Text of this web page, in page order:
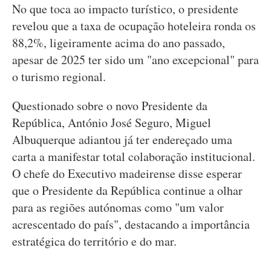
No que toca ao impacto turístico, o presidente
revelou que a taxa de ocupação hoteleira ronda os
88,2%, ligeiramente acima do ano passado,
apesar de 2025 ter sido um "ano excepcional" para
o turismo regional.
Questionado sobre o novo Presidente da
República, António José Seguro, Miguel
Albuquerque adiantou já ter endereçado uma
carta a manifestar total colaboração institucional.
O chefe do Executivo madeirense disse esperar
que o Presidente da República continue a olhar
para as regiões autónomas como "um valor
acrescentado do país", destacando a importância
estratégica do território e do mar.